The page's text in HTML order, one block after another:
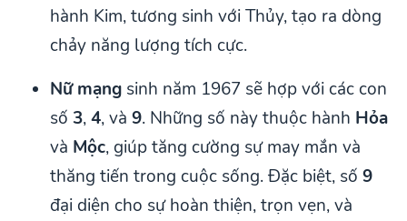
hành Kim, tương sinh với Thủy, tạo ra dòng
chảy năng lượng tích cực.
Nữ mạng sinh năm 1967 sẽ hợp với các con
số 3,4, và 9. Những số này thuộc hành Hỏa
và Mộc, giúp tăng cường sự may mắn và
thăng tiến trong cuộc sống. Đặc biệt, số 9
đại diện cho sự hoàn thiện, trọn vẹn, và